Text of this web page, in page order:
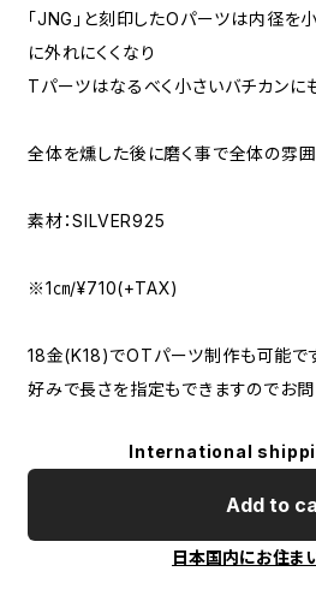
「JNG」と刻印したOパーツは内径を
に外れにくくなり
Tパーツはなるべく小さいバチカンに
全体を燻した後に磨く事で全体の雰
素材：SILVER925
※1㎝/¥710(+TAX)
18金(K18)でOTパーツ制作も可能で
好みで長さを指定もできますのでお問
International
Add to
日本国内にお住ま